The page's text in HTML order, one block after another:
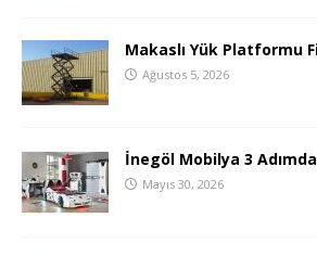
Makaslı Yük Platformu
Ağustos 5, 2026
İnegöl Mobilya 3
Mayıs 30, 2026